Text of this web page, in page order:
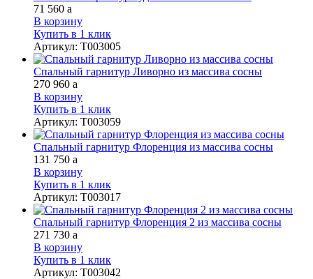
71 560 a
В корзину
Купить в 1 клик
Артикул: Т003005
Спальный гарнитур Ливорно из массива сосны
270 960 a
В корзину
Купить в 1 клик
Артикул: Т003059
Спальный гарнитур Флоренция из массива сосны
131 750 a
В корзину
Купить в 1 клик
Артикул: Т003017
Спальный гарнитур Флоренция 2 из массива сосны
271 730 a
В корзину
Купить в 1 клик
Артикул: Т003042